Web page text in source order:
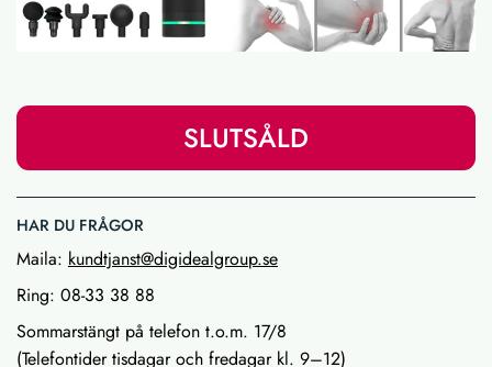
SLUTSÅLD
HAR DU FRÅGOR
Maila: kundtjanst@digidealgroup.se
Ring: 08-33 38 88
Sommarstängt på telefon t.o.m. 17/8
(Telefontider tisdagar och fredagar kl. 9–12)